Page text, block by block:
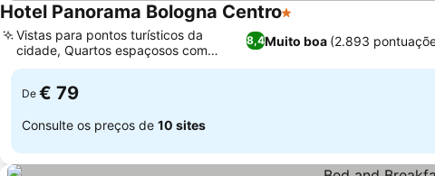
Hotel Panorama Bologna Centro1 Estrelas
8,4Muito boa (2.893
Vistas para pontos turísticos da
cidade, Quartos espaçosos com
charme clássico
De € 79
Consulte os preços de 10 sites